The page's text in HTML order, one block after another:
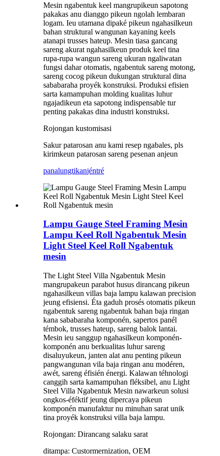
Mesin ngabentuk keel mangrupikeun sapotong
pakakas anu dianggo pikeun ngolah lembaran
logam. Ieu utamana dipaké pikeun ngahasilkeun
bahan struktural wangunan kayaning keels
atanapi trusses hateup. Mesin tiasa gancang
sareng akurat ngahasilkeun produk keel tina
rupa-rupa wangun sareng ukuran ngaliwatan
fungsi dahar otomatis, ngabentuk sareng motong,
sareng cocog pikeun dukungan struktural dina
sababaraha proyék konstruksi. Produksi efisien
sarta kamampuhan molding kualitas luhur
ngajadikeun eta sapotong indispensable tur
penting pakakas dina industri konstruksi.
Rojongan kustomisasi
Sakur patarosan anu kami resep ngabales, pls
kirimkeun patarosan sareng pesenan anjeun
panalungtikanjéntré
Lampu Gauge Steel Framing Mesin
Lampu Keel Roll Ngabentuk Mesin
Light Steel Keel Roll Ngabentuk
mesin
The Light Steel Villa Ngabentuk Mesin
mangrupakeun parabot husus dirancang pikeun
ngahasilkeun villas baja lampu kalawan precision
jeung efisiensi. Éta gaduh prosés otomatis pikeun
ngabentuk sareng ngabentuk bahan baja ringan
kana sababaraha komponén, sapertos panél
témbok, trusses hateup, sareng balok lantai.
Mesin ieu sanggup ngahasilkeun komponén-
komponén anu berkualitas luhur sareng
disaluyukeun, janten alat anu penting pikeun
pangwangunan vila baja ringan anu modéren,
awét, sareng éfisién énergi. Kalawan téhnologi
canggih sarta kamampuhan fléksibel, anu Light
Steel Villa Ngabentuk Mesin nawarkeun solusi
ongkos-éféktif jeung dipercaya pikeun
komponén manufaktur nu minuhan sarat unik
tina proyék konstruksi villa baja lampu.
Rojongan: Dirancang salaku sarat
ditampa: Custormernization, OEM